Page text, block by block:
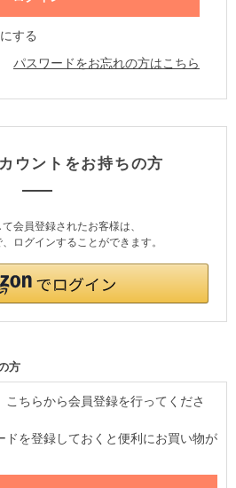
する
パスワードをお忘れの方はこちら
ウントをお持ちの方
会員登録されたお客様は、
ログインすることができます。
方
ちらから会員登録を行ってくださ
ドを登録しておくと便利にお買い物が